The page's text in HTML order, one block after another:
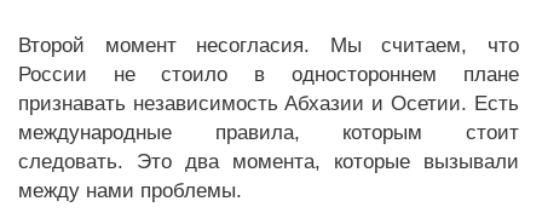
Второй момент несогласия. Мы считаем, что
России не стоило в одностороннем плане
признавать независимость Абхазии и Осетии. Есть
международные правила, которым стоит
следовать. Это два момента, которые вызывали
между нами проблемы.